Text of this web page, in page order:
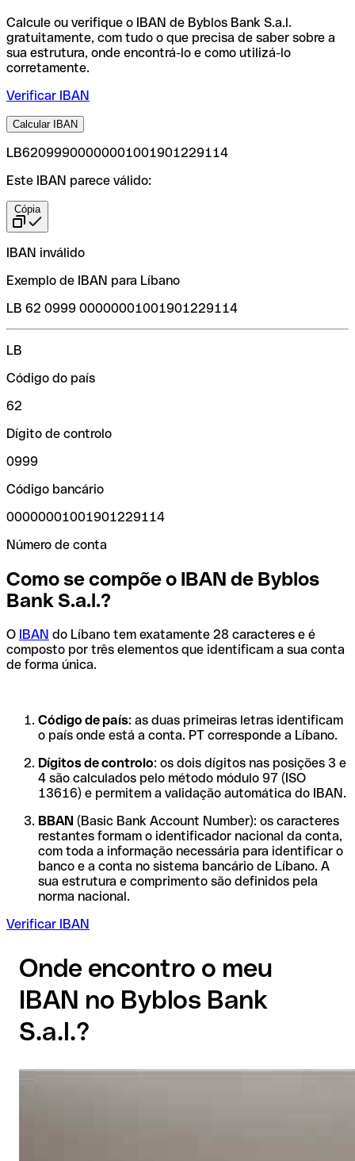
Calcule ou verifique o IBAN de Byblos Bank S.a.l.
gratuitamente, com tudo o que precisa de saber sobre a
sua estrutura, onde encontrá-lo e como utilizá-lo
corretamente.
Verificar IBAN
Calcular IBAN
LB62099900000001001901229114
Este IBAN parece válido:
Cópia
IBAN inválido
Exemplo de IBAN para Líbano
LB 62 0999 00000001001901229114
LB
Código do país
62
Dígito de controlo
0999
Código bancário
00000001001901229114
Número de conta
Como se compõe o IBAN de Byblos
Bank S.a.l.?
O IBAN do Líbano tem exatamente 28 caracteres e é
composto por três elementos que identificam a sua conta
de forma única.
Código de país: as duas primeiras letras identificam
o país onde está a conta. PT corresponde a Líbano.
Dígitos de controlo: os dois dígitos nas posições 3 e
4 são calculados pelo método módulo 97 (ISO
13616) e permitem a validação automática do IBAN.
BBAN (Basic Bank Account Number): os caracteres
restantes formam o identificador nacional da conta,
com toda a informação necessária para identificar o
banco e a conta no sistema bancário de Líbano. A
sua estrutura e comprimento são definidos pela
norma nacional.
Verificar IBAN
Onde encontro o meu
IBAN no Byblos Bank
S.a.l.?